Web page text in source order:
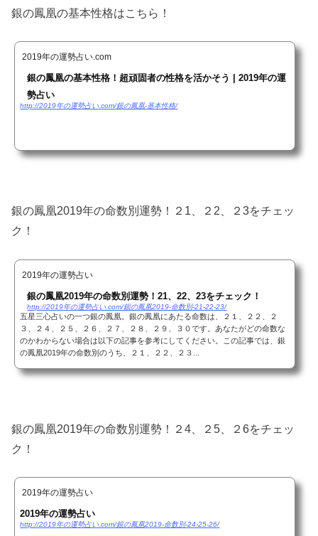
銀の鳳凰の基本性格はこちら！
2019年の運勢占い.com
銀の鳳凰の基本性格！超頑固者の性格を活かそう | 2019年の運
勢占い
http://2019年の運勢占い.com/銀の鳳凰-基本性格/
銀の鳳凰2019年の命数別運勢！２1、２2、２3をチェッ
ク！
2019年の運勢占い
銀の鳳凰2019年の命数別運勢！21、22、23をチェック！
http://2019年の運勢占い.com/銀の鳳凰2019-命数別-21-22-23/
五星三心占いの一つ銀の鳳凰。銀の鳳凰にあたる命数は、２１、２２、２
３、２４、２５、２６、２７、２８、２９、３０です。あなたがどの命数な
のかわからない場合は以下の記事を参考にしてください。この記事では、銀
の鳳凰2019年の命数別のうち、２１、２２、２３...
銀の鳳凰2019年の命数別運勢！２4、２5、２6をチェッ
ク！
2019年の運勢占い
2019年の運勢占い
http://2019年の運勢占い.com/銀の鳳凰2019-命数別-24-25-26/